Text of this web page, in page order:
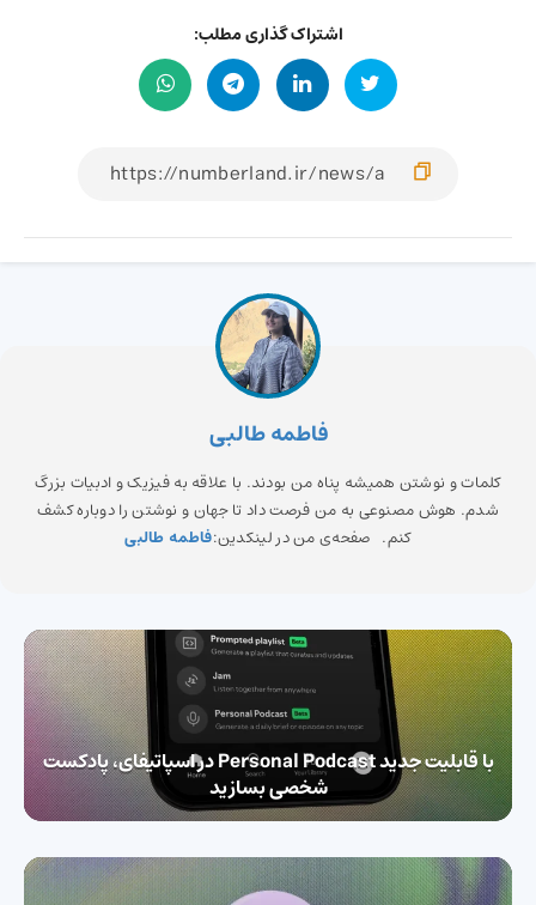
اشتراک گذاری مطلب:
فاطمه طالبی
کلمات و نوشتن همیشه پناه من بودند. با علاقه به فیزیک و ادبیات بزرگ
شدم. هوش مصنوعی به من فرصت داد تا جهان و نوشتن را دوباره کشف
کنم. صفحه‌ی من در لینکدین:فاطمه طالبی
با قابلیت جدید Personal Podcast در اسپاتیفای، پادکست
شخصی بسازید